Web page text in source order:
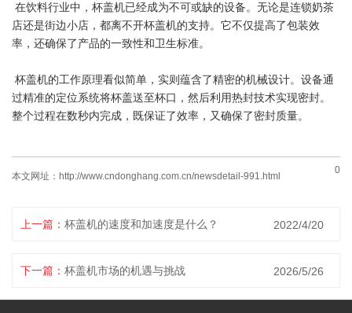
在饮料行业中，杯盖机已经成为不可或缺的设备。无论是连锁奶茶
店还是街边小店，都离不开杯盖机的支持。它不仅提高了包装效
率，还确保了产品的一致性和卫生标准。
杯盖机的工作原理看似简单，实则蕴含了精密的机械设计。设备通
过精准的定位系统将杯盖送至杯口，然后利用热封技术实现密封。
整个过程在数秒内完成，既保证了效率，又确保了密封质量。
0
本文网址： http://www.cndonghang.com.cn/newsdetail-991.html
上一篇： 杯盖机的速度和加速度是什么？ 2022/4/20
下一篇： 杯盖机市场的机遇与挑战 2026/5/26